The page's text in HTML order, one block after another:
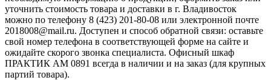
уточнить стоимость товара и доставки в г. Владивосток
можно по телефону 8 (423) 201-80-08 или электронной почте
2018008@mail.ru. Доступен и способ обратной связи: оставьте
свой номер телефона в соответствующей форме на сайте и
ожидайте скорого звонка специалиста. Офисный шкаф
ПРАКТИК AM 0891 всегда в наличии и на заказ (для крупных
партий товара).